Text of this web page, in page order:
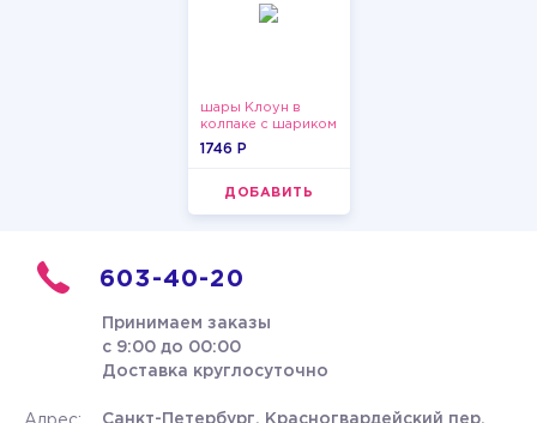
шары Клоун в
колпаке с шариком
1746 P
ДОБАВИТЬ
603-40-20
Принимаем заказы
с 9:00 до 00:00
Доставка круглосуточно
Санкт-Петербург, Красногвардейский пер.